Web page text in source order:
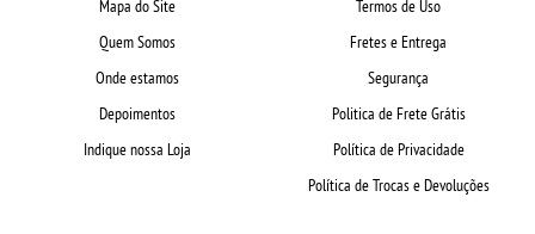
Mapa do Site
Quem Somos
Onde estamos
Depoimentos
Indique nossa Loja
Termos de Uso
Fretes e Entrega
Segurança
Politica de Frete Grátis
Política de Privacidade
Política de Trocas e Devoluções